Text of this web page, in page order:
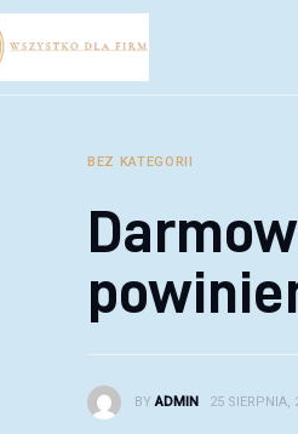
BEZ KATEGORII
BY ADMIN 25 SIERPNIA,